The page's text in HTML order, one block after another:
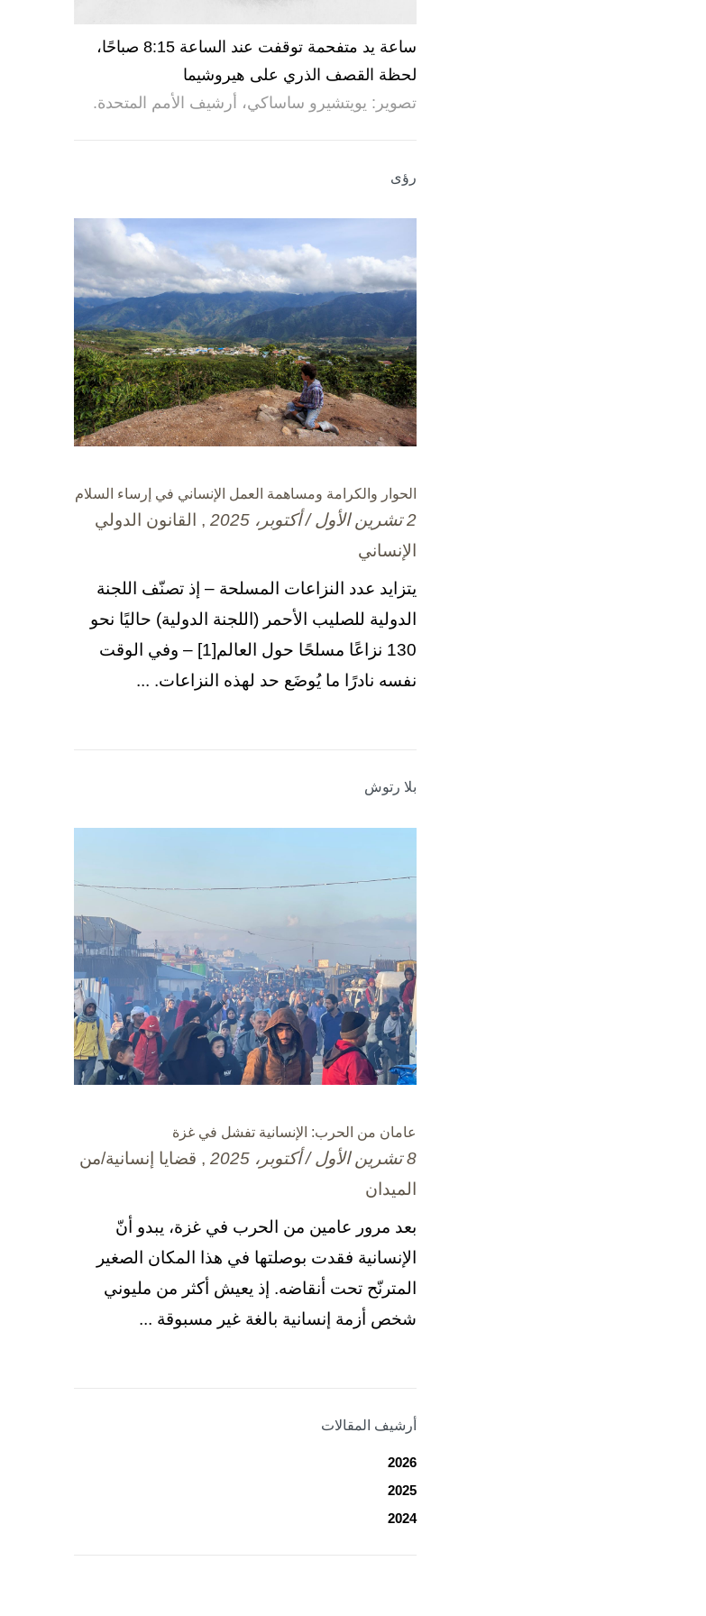
ساعة يد متفحمة توقفت عند الساعة 8:15 صباحًا،
لحظة القصف الذري على هيروشيما
تصوير: يويتشيرو ساساكي، أرشيف الأمم المتحدة.
رؤى
الحوار والكرامة ومساهمة العمل الإنساني في إرساء السلام
2 تشرين الأول / أكتوبر، 2025
, القانون الدولي
الإنساني
يتزايد عدد النزاعات المسلحة – إذ تصنّف اللجنة
الدولية للصليب الأحمر (اللجنة الدولية) حاليًا نحو
130 نزاعًا مسلحًا حول العالم[1] – وفي الوقت
نفسه نادرًا ما يُوضَع حد لهذه النزاعات. ...
بلا رتوش
عامان من الحرب: الإنسانية تفشل في غزة
8 تشرين الأول / أكتوبر، 2025
, قضايا إنسانية/من
الميدان
بعد مرور عامين من الحرب في غزة، يبدو أنّ
الإنسانية فقدت بوصلتها في هذا المكان الصغير
المترنّح تحت أنقاضه. إذ يعيش أكثر من مليوني
شخص أزمة إنسانية بالغة غير مسبوقة ...
أرشيف المقالات
2026
2025
2024